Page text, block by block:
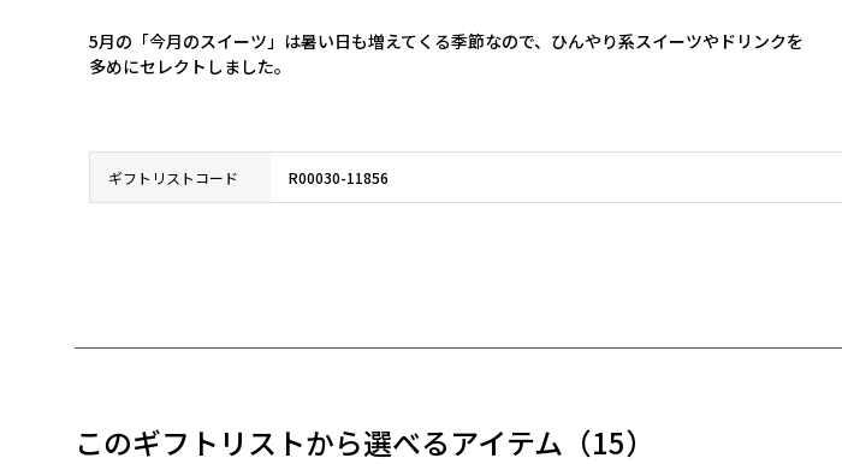
5月の「今月のスイーツ」は暑い日も増えてくる季節なので、ひんやり系スイーツやドリンクを
多めにセレクトしました。
ギフトリストコード R00030-11856
このギフトリストから選べるアイテム （15）